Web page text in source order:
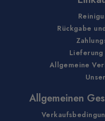
Rückgabe
Lieferung
Allgemeine
Allgemeinen